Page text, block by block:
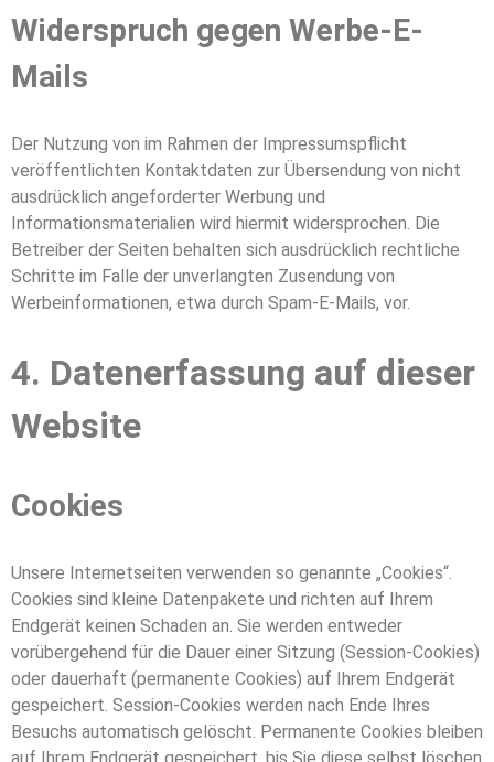
Widerspruch gegen Werbe-E-
Mails
Der Nutzung von im Rahmen der Impressumspflicht
veröffentlichten Kontaktdaten zur Übersendung von nicht
ausdrücklich angeforderter Werbung und
Informationsmaterialien wird hiermit widersprochen. Die
Betreiber der Seiten behalten sich ausdrücklich rechtliche
Schritte im Falle der unverlangten Zusendung von
Werbeinformationen, etwa durch Spam-E-Mails, vor.
4. Datenerfassung auf dieser
Website
Cookies
Unsere Internetseiten verwenden so genannte „Cookies“.
Cookies sind kleine Datenpakete und richten auf Ihrem
Endgerät keinen Schaden an. Sie werden entweder
vorübergehend für die Dauer einer Sitzung (Session-Cookies)
oder dauerhaft (permanente Cookies) auf Ihrem Endgerät
gespeichert. Session-Cookies werden nach Ende Ihres
Besuchs automatisch gelöscht. Permanente Cookies bleiben
auf Ihrem Endgerät gespeichert, bis Sie diese selbst löschen